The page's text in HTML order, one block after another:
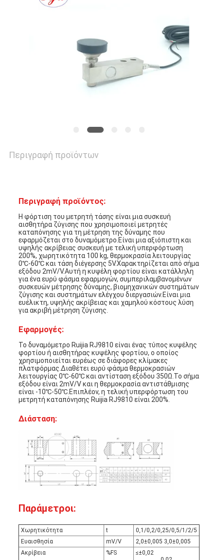
Περιγραφή προϊόντων
Περιγραφή προϊόντος:
Η φόρτιση του μετρητή τάσης είναι μια συσκευή
αισθητήρα ζύγισης που χρησιμοποιεί μετρητές
καταπόνησης για τη μέτρηση της δύναμης που
εφαρμόζεται στο δυναμόμετρο.Είναι μια αξιόπιστη και
υψηλής ακρίβειας συσκευή με τελική υπερφόρτωση
200%, χωρητικότητα 100 kg, θερμοκρασία λειτουργίας
0℃-60℃ και τάση διέγερσης 5V.Χαρακτηρίζεται από σήμα
εξόδου 2mV/V.Αυτή η κυψέλη φορτίου είναι κατάλληλη
για ένα ευρύ φάσμα εφαρμογών, συμπεριλαμβανομένων
συσκευών μέτρησης δύναμης, βιομηχανικών συστημάτων
ζύγισης και συστημάτων ελέγχου διεργασιών.Είναι μια
ευέλικτη, υψηλής ακρίβειας και χαμηλού κόστους λύση
για ακριβή μέτρηση ζύγισης.
Εφαρμογές:
Το δυναμόμετρο Ruijia RJ9810 είναι ένας τύπος κυψέλης
φορτίου ή αισθητήρας κυψέλης φορτίου, ο οποίος
χρησιμοποιείται ευρέως σε διάφορες κλίμακες
πλατφόρμας.Διαθέτει ευρύ φάσμα θερμοκρασιών
λειτουργίας 0℃-60℃ και αντίσταση εξόδου 350Ω.Το σήμα
εξόδου είναι 2mV/V και η θερμοκρασία αντιστάθμισης
είναι -10℃-50℃.Επιπλέον, η τελική υπερφόρτωση του
μετρητή καταπόνησης Ruijia RJ9810 είναι 200%.
Διάσταση:
Παράμετροι:
Χωρητικότητα t
0,1/0,2/0,25/0,5/1/2/5
Ευαισθησία
mV/V
2,0±0,005 3,0±0,005
Ακρίβεια
%FS
≤±0,02